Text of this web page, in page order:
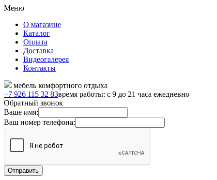
Меню
О магазине
Каталог
Оплата
Доставка
Видеогалерея
Контакты
мебель комфортного отдыха
+7 926 115 32 83время работы: с 9 до 21 часа ежедневно
Обратный звонок
Ваше имя:
Ваш номер телефона: